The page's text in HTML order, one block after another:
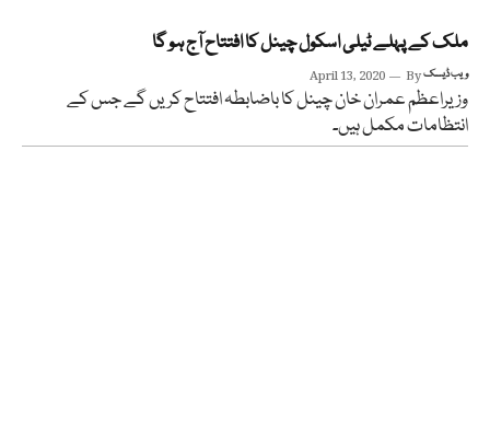
ملک کے پہلے ٹیلی اسکول چینل کا افتتاح آج ہو گا
April 13, 2020 Byویب ڈیسک
وزیراعظم عمران خان چینل کا باضابطہ افتتاح کریں گے جس کے
انتظامات مکمل ہیں۔